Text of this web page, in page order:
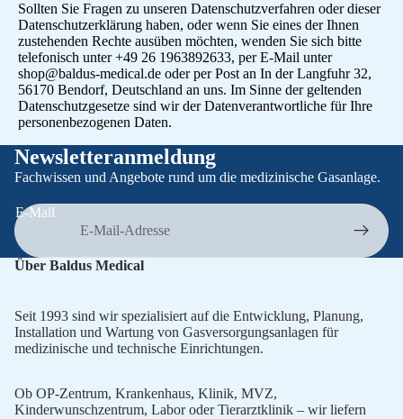
Sollten Sie Fragen zu unseren Datenschutzverfahren oder dieser
Datenschutzerklärung haben, oder wenn Sie eines der Ihnen
zustehenden Rechte ausüben möchten, wenden Sie sich bitte
telefonisch unter +49 26 1963892633, per E-Mail unter
shop@baldus-medical.de oder per Post an In der Langfuhr 32,
56170 Bendorf, Deutschland an uns. Im Sinne der geltenden
Datenschutzgesetze sind wir der Datenverantwortliche für Ihre
personenbezogenen Daten.
Newsletteranmeldung
Fachwissen und Angebote rund um die medizinische Gasanlage.
E-Mail
Über Baldus Medical
Seit 1993 sind wir spezialisiert auf die Entwicklung, Planung,
Installation und Wartung von Gasversorgungsanlagen für
medizinische und technische Einrichtungen.
Ob OP-Zentrum, Krankenhaus, Klinik, MVZ,
Kinderwunschzentrum, Labor oder Tierarztklinik – wir liefern
Datenschutzerklärung
Kontaktinformationen